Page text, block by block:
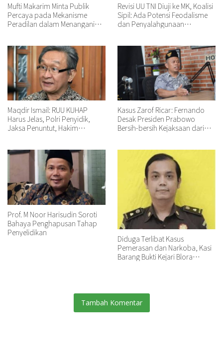
Mufti Makarim Minta Publik
Percaya pada Mekanisme
Peradilan dalam Menangani
Revisi UU TNI Diuji ke MK, Koalisi
Sipil: Ada Potensi Feodalisme
dan Penyalahgunaan
Maqdir Ismail: RUU KUHAP
Harus Jelas, Polri Penyidik,
Jaksa Penuntut, Hakim
Kasus Zarof Ricar: Fernando
Desak Presiden Prabowo
Bersih-bersih Kejaksaan dari
Prof. M Noor Harisudin Soroti
Bahaya Penghapusan Tahap
Penyelidikan
Diduga Terlibat Kasus
Pemerasan dan Narkoba, Kasi
Barang Bukti Kejari Blora
Tambah Komentar